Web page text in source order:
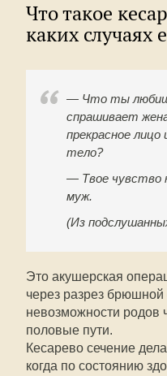
Что такое
каких случаях
— Что ты
спрашивает
прекрасное лицо
тело?
— Твое
муж.
(Из
Это акушерская
через разрез брюшной
невозможности родов
половые пути.
Кесарево сечение
когда по состоянию